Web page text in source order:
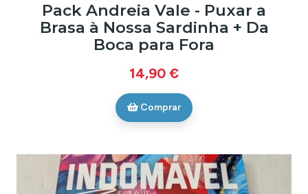
Pack Andreia Vale - Puxar a
Brasa à Nossa Sardinha + Da
Boca para Fora
14,90 €
Comprar